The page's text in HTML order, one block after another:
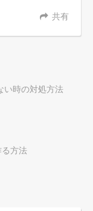
共有
い時の対処方法
方法